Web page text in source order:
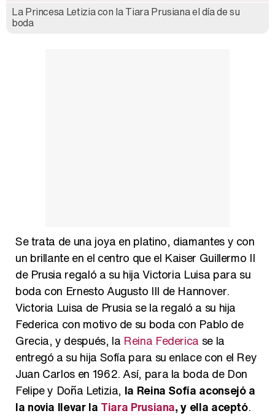
La Princesa Letizia con la Tiara Prusiana el día de su
boda
Se trata de una joya en platino, diamantes y con
un brillante en el centro que el Kaiser Guillermo II
de Prusia regaló a su hija Victoria Luisa para su
boda con Ernesto Augusto III de Hannover.
Victoria Luisa de Prusia se la regaló a su hija
Federica con motivo de su boda con Pablo de
Grecia, y después, la Reina Federica se la
entregó a su hija Sofía para su enlace con el Rey
Juan Carlos en 1962. Así, para la boda de Don
Felipe y Doña Letizia, la Reina Sofía aconsejó a
la novia llevar la Tiara Prusiana, y ella aceptó.